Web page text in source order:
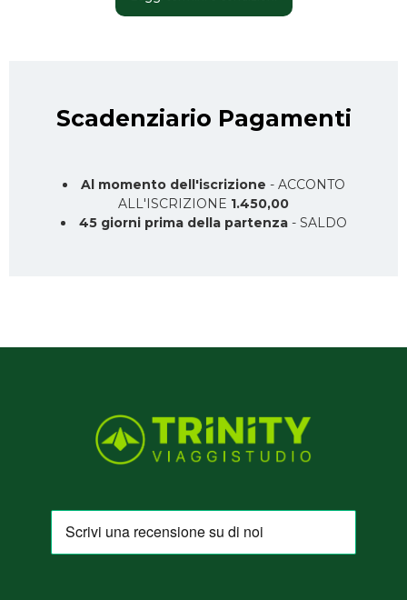
Scadenziario Pagamenti
Al momento dell'iscrizione - ACCONTO
ALL'ISCRIZIONE 1.450,00
45 giorni prima della partenza- SALDO